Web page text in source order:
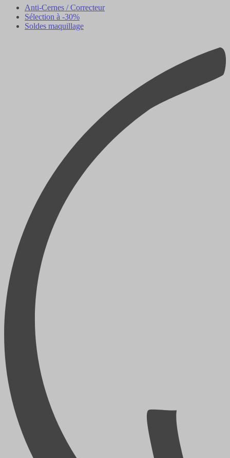
Anti-Cernes / Correcteur
Sélection à -30%
Soldes maquillage